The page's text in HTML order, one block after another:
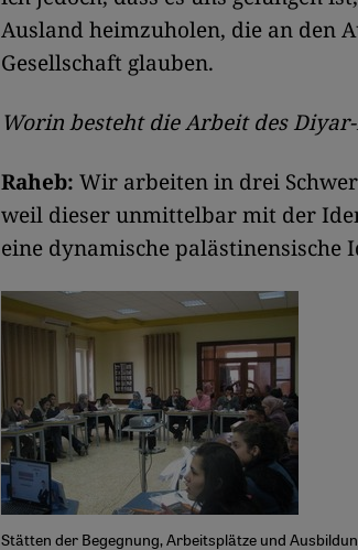
Ausland heimzuholen, die an den
Gesellschaft glauben.
Worin besteht die Arbeit des
Raheb: Wir arbeiten in drei
weil dieser unmittelbar mit der
eine dynamische palästinensische
Stätten der Begegnung, Arbeitsplätze und